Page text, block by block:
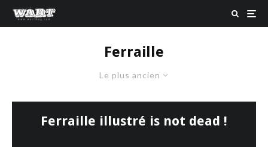
Ferraille
Le plus ancien
Ferraille illustré is not dead !